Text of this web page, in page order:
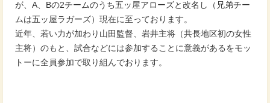
が、A、Bの2チームのうち五ッ屋アローズと改名し（兄弟チー
ムは五ッ屋ラガーズ）現在に至っております。
近年、若い力が加わり山田監督、岩井主将（共長地区初の女性
主将）のもと、試合などには参加することに意義があるをモッ
トーに全員参加で取り組んでおります。